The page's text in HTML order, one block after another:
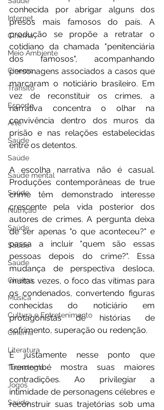
Internet
Cinema
Meio Ambiente
Cinema
Trânsito
Esporte
Arte
Saúde
Saúde
Saúde mental
Saúde
Nutrição
Saúde
Saúde
Saúde
Cinema
Música
Cultura e Entretenimento
Cinema
Literatura
Tecnologia
Jogos
Saúde
conhecida por abrigar alguns dos
presos mais famosos do país. A
produção se propõe a retratar o
cotidiano da chamada "penitenciária
dos famosos", acompanhando
personagens associados a casos que
marcaram o noticiário brasileiro. Em
vez de reconstituir os crimes, a
narrativa concentra o olhar na
convivência dentro dos muros da
prisão e nas relações estabelecidas
entre os detentos.
A escolha narrativa não é casual.
Produções contemporâneas de true
crime têm demonstrado interesse
crescente pela vida posterior dos
autores de crimes. A pergunta deixa
de ser apenas "o que aconteceu?" e
passa a incluir "quem são essas
pessoas depois do crime?". Essa
mudança de perspectiva desloca,
muitas vezes, o foco das vítimas para
os condenados, convertendo figuras
conhecidas do noticiário em
protagonistas de histórias de
sofrimento, superação ou redenção.
É justamente nesse ponto que
Tremembé mostra suas maiores
contradições. Ao privilegiar a
intimidade de personagens célebres e
reconstruir suas trajetórias sob uma